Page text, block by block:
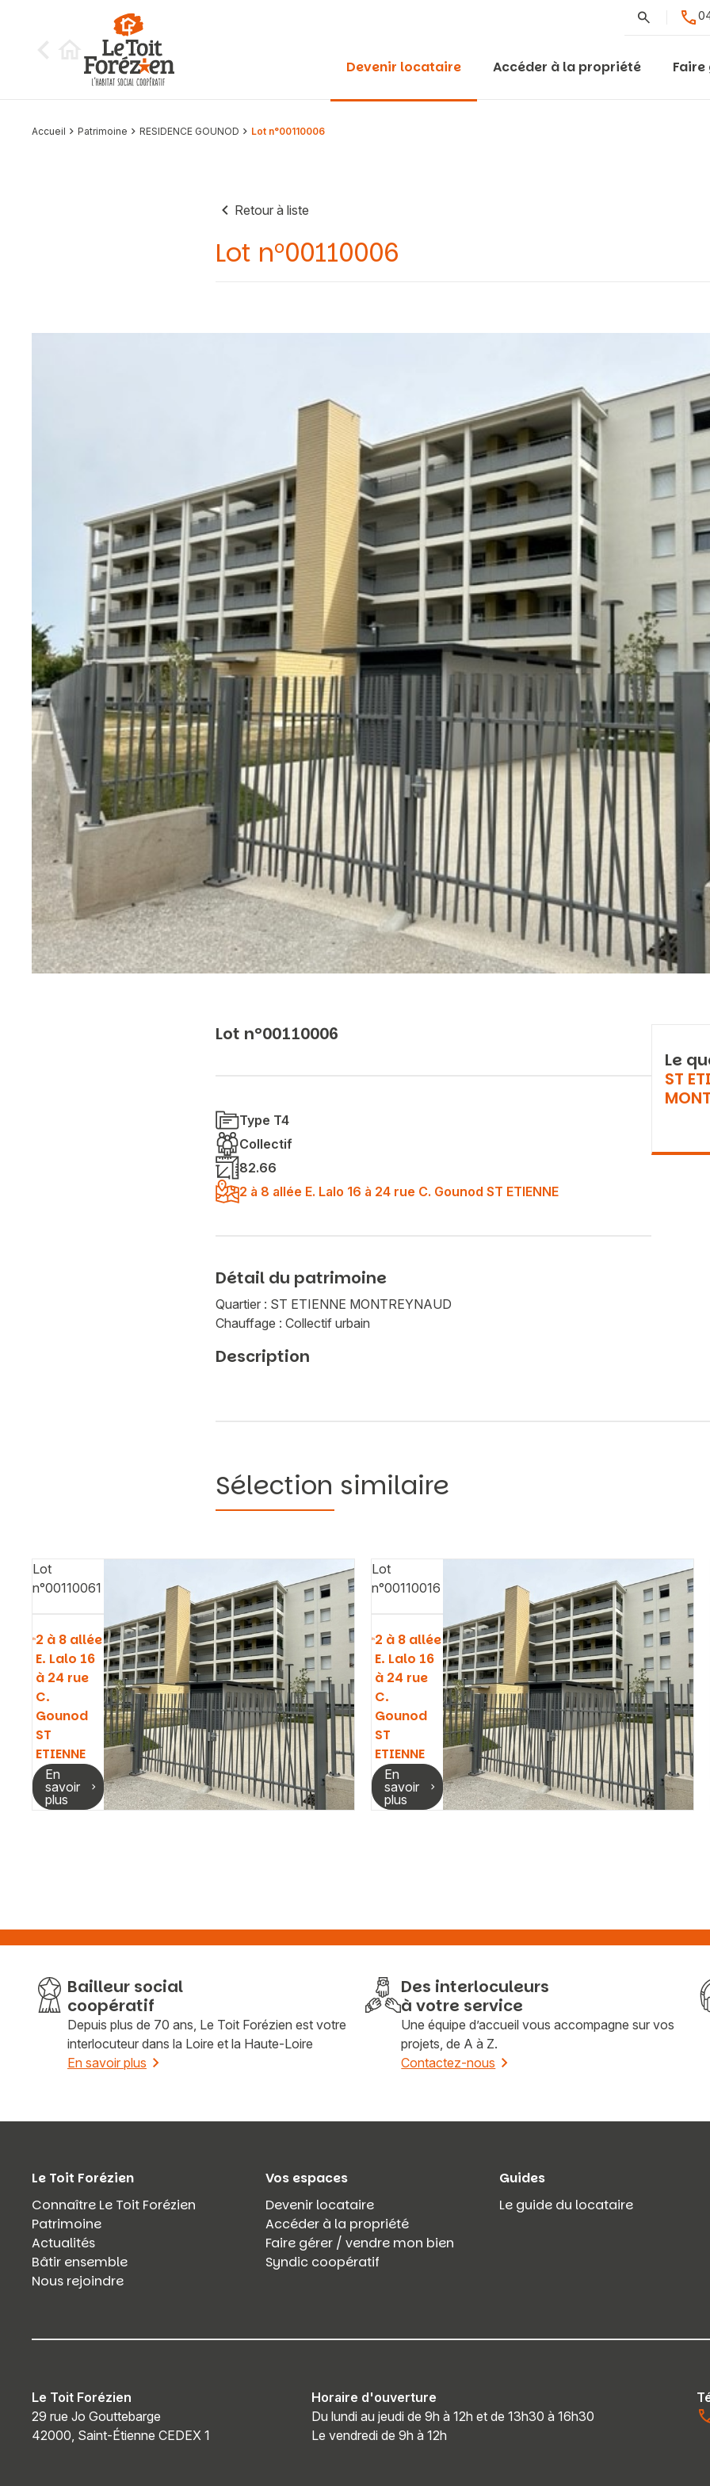
Rechercher
Devenir locataire Accéder à la propriété
Vous recherchez&nbsp;:
Rechercher
Accueil Patrimoine RESIDENCE GOUNOD Lot n°00110006
Retour à liste
Lot n°00110006
Lot n°00110006
Type T4
Collectif
82.66
2 à 8 allée E. Lalo 16 à 24 rue C. Gounod ST ETIENNE
Détail du patrimoine
Quartier : ST ETIENNE MONTREYNAUD
Chauffage : Collectif urbain
Description
Le
ST
Sélection similaire
Lot
n°00110061
2 à 8 allée
E. Lalo 16
à 24 rue
C.
Gounod
ST
ETIENNE
En
savoir
plus
Lot
n°00110016
2 à 8 allée
E. Lalo 16
à 24 rue
C.
Gounod
ST
ETIENNE
En
savoir
plus
Bailleur social
coopératif
Depuis plus de 70 ans, Le Toit Forézien est votre
interlocuteur dans la Loire et la Haute-Loire
En savoir plus
Des interloculeurs
à votre service
Une équipe d’accueil vous accompagne sur vos
projets, de A à Z.
Contactez-nous
Le Toit Forézien
Connaître Le Toit Forézien
Patrimoine
Actualités
Bâtir ensemble
Nous rejoindre
Vos espaces
Devenir locataire
Accéder à la propriété
Faire gérer / vendre mon bien
Syndic coopératif
Guides
Le guide du locataire
Le Toit Forézien
29 rue Jo Gouttebarge
42000, Saint-Étienne CEDEX 1
Horaire d'ouverture
Du lundi au jeudi de 9h à 12h et de 13h30 à 16h30
Le vendredi de 9h à 12h